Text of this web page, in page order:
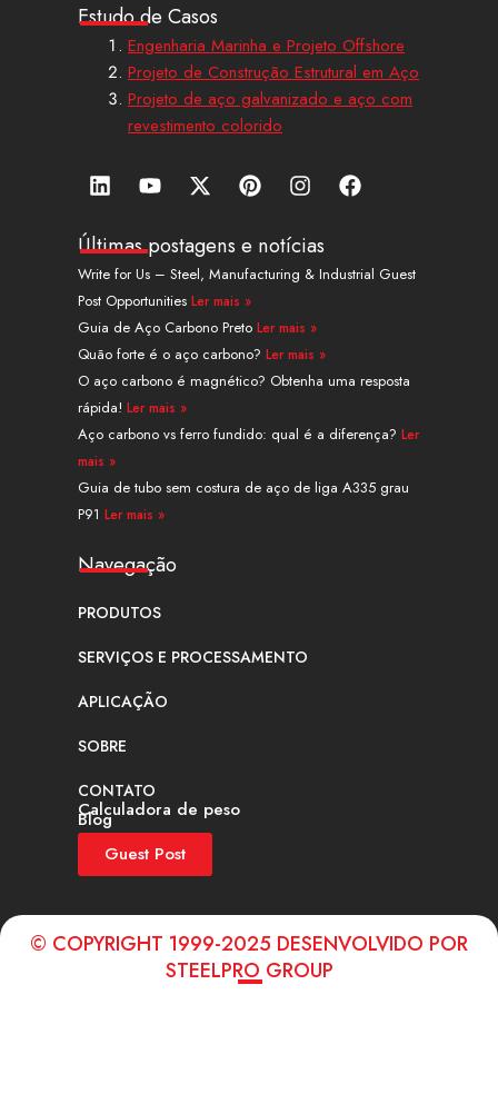
Estudo de Casos
Engenharia Marinha e Projeto Offshore
Projeto de Construção Estrutural em Aço
Projeto de aço galvanizado e aço com
revestimento colorido
L
i
k
e
d
i
n
Y
o
t
u
b
e
X
-
w
i
t
t
e
r
P
i
t
e
r
e
s
t
I
n
t
a
g
a
m
F
a
b
o
Últimas postagens e notícias
Write for Us – Steel, Manufacturing & Industrial Guest
Post Opportunities Ler mais »
Guia de Aço Carbono Preto Ler mais »
Quão forte é o aço carbono? Ler mais »
O aço carbono é magnético? Obtenha uma resposta
rápida! Ler mais »
Aço carbono vs ferro fundido: qual é a diferença? Ler
mais »
Guia de tubo sem costura de aço de liga A335 grau
P91 Ler mais »
Navegação
PRODUTOS
SERVIÇOS E PROCESSAMENTO
APLICAÇÃO
SOBRE
CONTATO
Calculadora de peso
Blog
Guest Post
© COPYRIGHT 1999-2025 DESENVOLVIDO POR
STEELPRO GROUP